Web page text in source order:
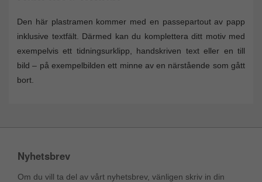
Den här plastramen kommer med en passepartout av papp
inklusive textfält. Därmed kan du komplettera ditt motiv med
exempelvis ett tidningsurklipp, handskriven text eller en till
bild – på exempelbilden ett minne av en närstående som gått
bort.
Nyhetsbrev
Om du vill ta del av vårt nyhetsbrev, vänligen skriv in din